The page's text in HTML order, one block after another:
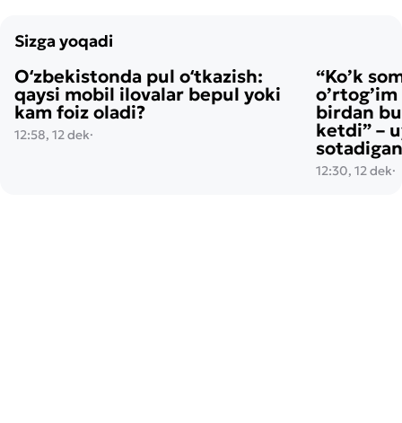
Sizga yoqadi
Oʻzbekistonda pul oʻtkazish:
qaysi mobil ilovalar bepul yoki
kam foiz oladi?
12:58, 12 dek·
“Ko’k
birdan
ketdi” –
12:30, 12 dek·